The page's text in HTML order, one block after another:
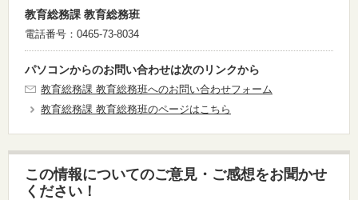
教育総務課 教育総務班
電話番号：0465-73-8034
パソコンからのお問い合わせは次のリンクから
教育総務課 教育総務班へのお問い合わせフォーム
教育総務課 教育総務班のページはこちら
この情報についてのご意見・ご感想をお聞かせ
ください！